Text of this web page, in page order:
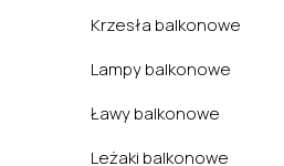
Krzesła balkonowe
Lampy balkonowe
Ławy balkonowe
Leżaki balkonowe